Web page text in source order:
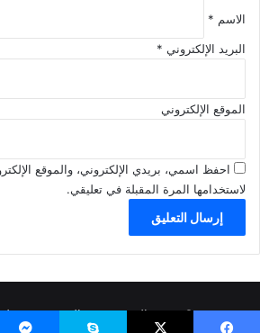
الاسم *
البريد الإلكتروني *
الموقع الإلكتروني
احفظ اسمي، بريدي الإلكتروني، والموقع
لاستخدامها المرة المقبلة في تعليقي.
© حقوق النشر، جميع الحقوق